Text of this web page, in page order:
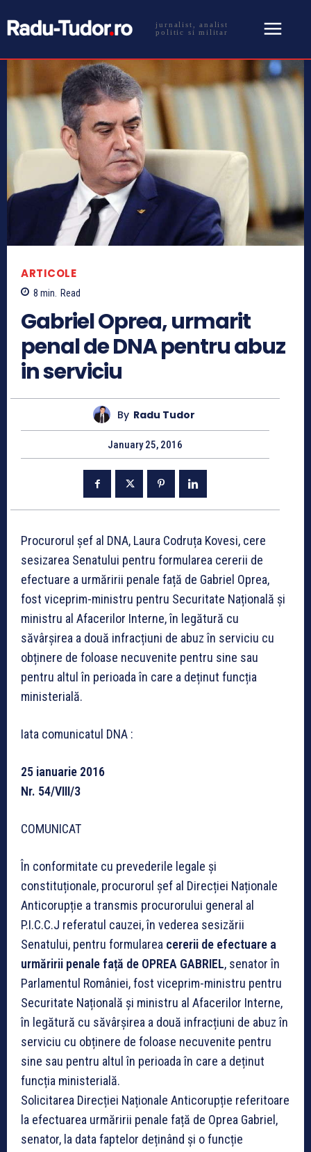
jurnalist, analist
politic si militar
ARTICOLE
8 min. Read
Gabriel Oprea, urmarit
penal de DNA pentru abuz
in serviciu
By Radu Tudor
January 25, 2016
Procurorul șef al DNA, Laura Codruța Kovesi, cere
sesizarea Senatului pentru formularea cererii de
efectuare a urmăririi penale față de Gabriel Oprea,
fost viceprim-ministru pentru Securitate Națională și
ministru al Afacerilor Interne, în legătură cu
săvârșirea a două infracțiuni de abuz în serviciu cu
obținere de foloase necuvenite pentru sine sau
pentru altul în perioada în care a deținut funcția
ministerială.
Iata comunicatul DNA :
25 ianuarie 2016
Nr. 54/VIII/3
COMUNICAT
În conformitate cu prevederile legale și
constituționale, procurorul șef al Direcției Naționale
Anticorupție a transmis procurorului general al
P.I.C.C.J referatul cauzei, în vederea sesizării
Senatului, pentru formularea cererii de efectuare a
urmăririi penale față de OPREA GABRIEL, senator în
Parlamentul României, fost viceprim-ministru pentru
Securitate Națională și ministru al Afacerilor Interne,
în legătură cu săvârșirea a două infracțiuni de abuz în
serviciu cu obținere de foloase necuvenite pentru
sine sau pentru altul în perioada în care a deținut
funcția ministerială.
Solicitarea Direcției Naționale Anticorupție referitoare
la efectuarea urmăririi penale față de Oprea Gabriel,
senator, la data faptelor deținând și o funcție